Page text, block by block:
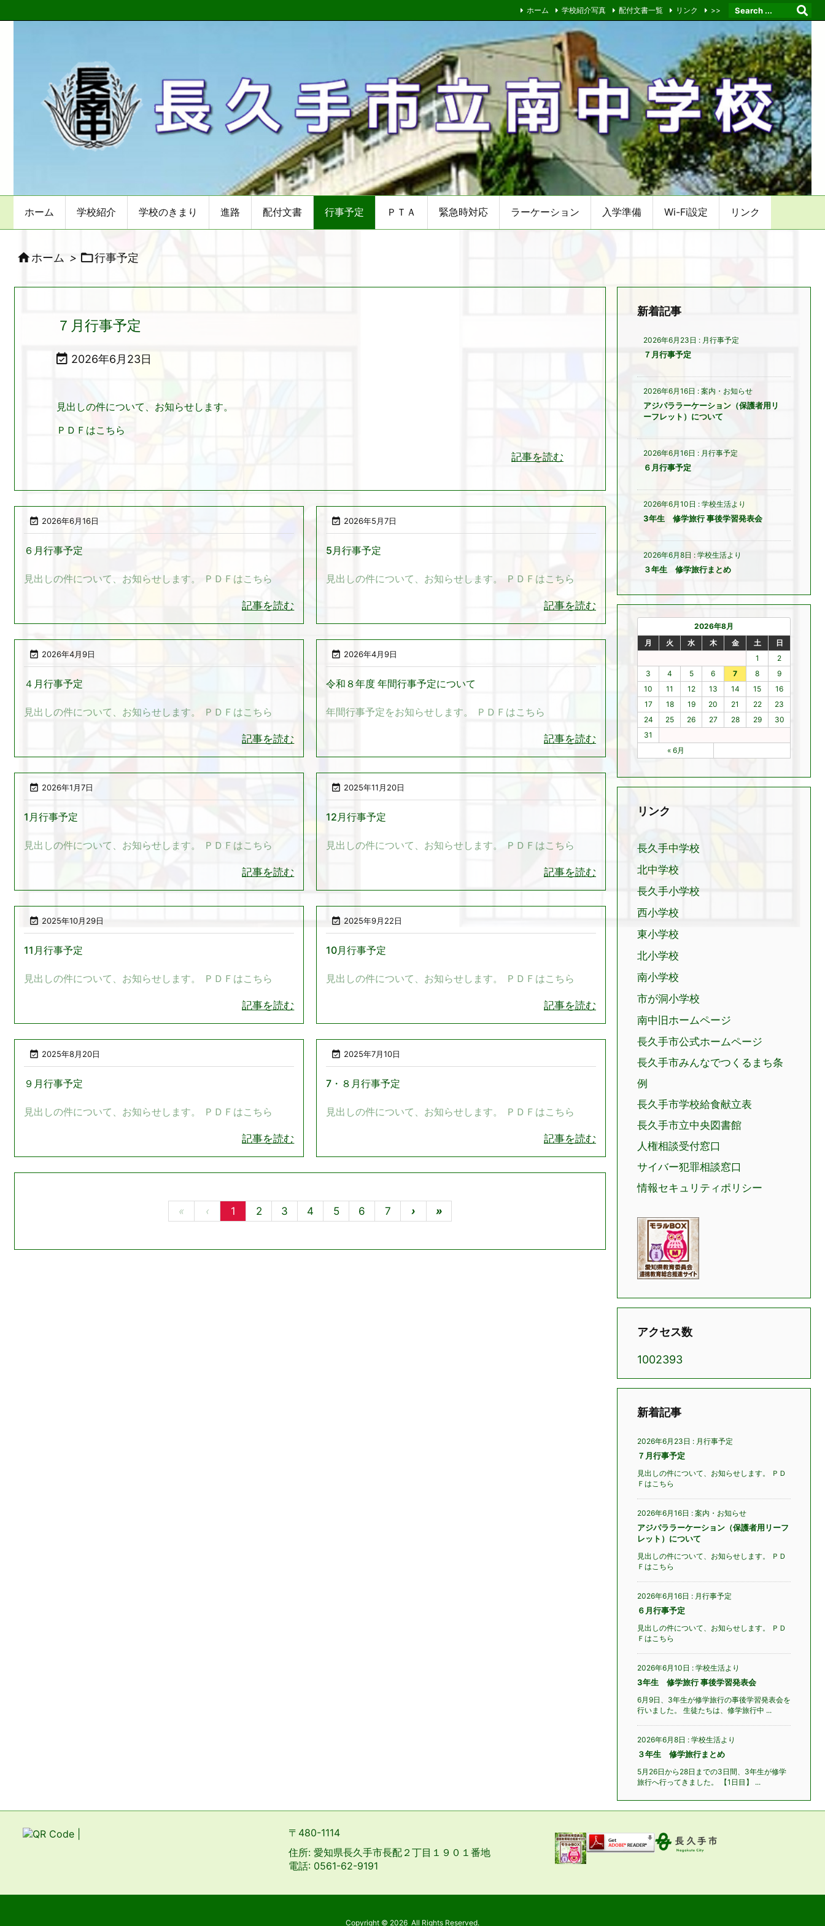
ホーム 学校紹介 学校のきまり 進路 配付文書 行事予定 ＰＴＡ 緊急時対応 ラーケーション 入学準備 Wi-Fi設定 リンク
ホーム 学校紹介写真 配付文書一覧 リンク >>
ホーム > 行事予定
７月行事予定
 2026年6月23日
見出しの件について、お知らせします。
ＰＤＦはこちら
記事を読む
 2026年6月16日
６月行事予定
見出しの件について、お知らせします。 ＰＤＦはこちら
記事を読む
 2026年5月7日
5月行事予定
見出しの件について、お知らせします。 ＰＤＦはこちら
記事を読む
 2026年4月9日
４月行事予定
見出しの件について、お知らせします。 ＰＤＦはこちら
記事を読む
 2026年4月9日
令和８年度 年間行事予定について
年間行事予定をお知らせします。 ＰＤＦはこちら
記事を読む
 2026年1月7日
1月行事予定
見出しの件について、お知らせします。 ＰＤＦはこちら
記事を読む
 2025年11月20日
12月行事予定
見出しの件について、お知らせします。 ＰＤＦはこちら
記事を読む
 2025年10月29日
11月行事予定
見出しの件について、お知らせします。 ＰＤＦはこちら
記事を読む
 2025年9月22日
10月行事予定
見出しの件について、お知らせします。 ＰＤＦはこちら
記事を読む
 2025年8月20日
９月行事予定
見出しの件について、お知らせします。 ＰＤＦはこちら
記事を読む
 2025年7月10日
7・８月行事予定
見出しの件について、お知らせします。 ＰＤＦはこちら
記事を読む
« ‹ 1 2 3 4 5 6 7 › »
新着記事
2026年6月23日 : 月行事予定
７月行事予定
2026年6月16日 : 案内・お知らせ
アジパララーケーション（保護者用リ
ーフレット）について
2026年6月16日 : 月行事予定
６月行事予定
2026年6月10日 : 学校生活より
3年生 修学旅行 事後学習発表会
2026年6月8日 : 学校生活より
３年生 修学旅行まとめ
2026年8月
月
火 水 木 金 土
日
1
2
3
4 5 6 7 8
9
10
11 12 13 14 15
16
17
18 19 20 21 22
23
24
25 26 27 28 29
30
31
« 6月
リンク
長久手中学校
北中学校
長久手小学校
西小学校
東小学校
北小学校
南小学校
市が洞小学校
南中旧ホームページ
長久手市公式ホームページ
長久手市みんなでつくるまち条
例
長久手市学校給食献立表
長久手市立中央図書館
人権相談受付窓口
サイバー犯罪相談窓口
情報セキュリティポリシー
アクセス数
1002393
新着記事
2026年6月23日 : 月行事予定
７月行事予定
見出しの件について、お知らせします。 ＰＤ
Ｆはこちら
2026年6月16日 : 案内・お知らせ
アジパララーケーション（保護者用リーフ
レット）について
見出しの件について、お知らせします。 ＰＤ
Ｆはこちら
2026年6月16日 : 月行事予定
６月行事予定
見出しの件について、お知らせします。 ＰＤ
Ｆはこちら
2026年6月10日 : 学校生活より
3年生 修学旅行 事後学習発表会
6月9日、3年生が修学旅行の事後学習発表会を
行いました。 生徒たちは、修学旅行中 ...
2026年6月8日 : 学校生活より
３年生 修学旅行まとめ
5月26日から28日までの3日間、3年生が修学
旅行へ行ってきました。 【1日目】 ...
〒480-1114
住所: 愛知県長久手市長配２丁目１９０１番地
電話: 0561-62-9191
Copyright © 2026 All Rights Reserved.